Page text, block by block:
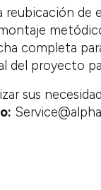
reubicación de
completa
del proyecto
sus